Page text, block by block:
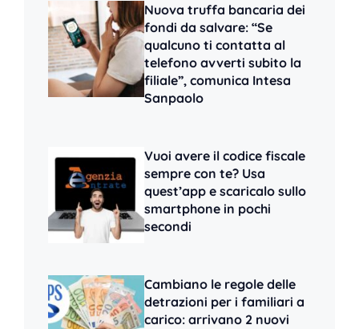
Nuova truffa bancaria dei
fondi da salvare: “Se
qualcuno ti contatta al
telefono avverti subito la
filiale”, comunica Intesa
Sanpaolo
Vuoi avere il codice fiscale
sempre con te? Usa
quest’app e scaricalo sullo
smartphone in pochi
secondi
Cambiano le regole delle
detrazioni per i familiari a
carico: arrivano 2 nuovi